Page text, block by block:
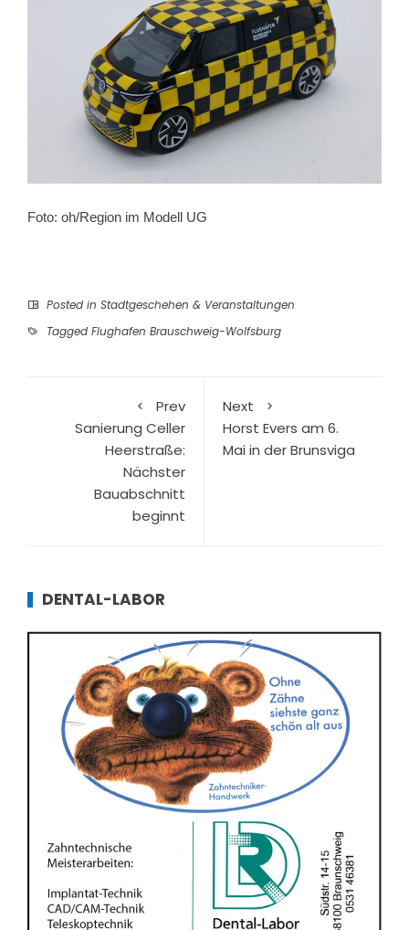
Foto: oh/Region im Modell UG
Posted in Stadtgeschehen & Veranstaltungen
Tagged Flughafen Brauschweig-Wolfsburg
Prev
Sanierung Celler
Heerstraße:
Nächster
Bauabschnitt
beginnt
Next
Horst Evers am 6.
Mai in der Brunsviga
DENTAL-LABOR